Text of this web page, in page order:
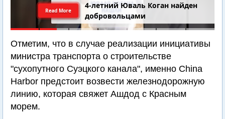
4-летний Юваль Коган найден
добровольцами
Read More
Отметим, что в случае реализации инициативы
министра транспорта о строительстве
"сухопутного Суэцкого канала", именно China
Harbor предстоит возвести железнодорожную
линию, которая свяжет Ашдод с Красным
морем.